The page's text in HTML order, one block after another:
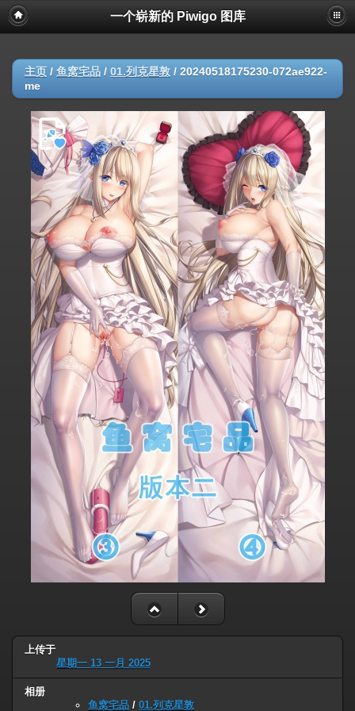
一个崭新的 Piwigo 图库
主页 / 鱼窝宅品 / 01.列克星敦 / 20240518175230-072ae922-
me
上传于
星期一 13 一月 2025
相册
鱼窝宅品 / 01.列克星敦